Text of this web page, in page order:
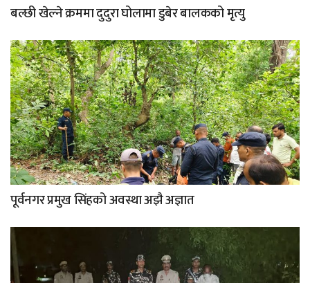
बल्छी खेल्ने क्रममा दुदुरा घोलामा डुबेर बालकको मृत्यु
पूर्वनगर प्रमुख सिंहको अवस्था अझै अज्ञात